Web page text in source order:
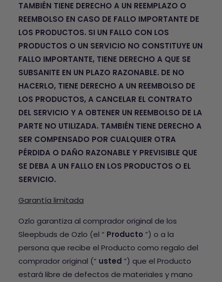
TAMBIÉN TIENE DERECHO A UN REEMPLAZO O
REEMBOLSO EN CASO DE FALLO IMPORTANTE DE
LOS PRODUCTOS. SI UN FALLO CON LOS
PRODUCTOS O UN SERVICIO NO CONSTITUYE UN
FALLO IMPORTANTE, TIENE DERECHO A QUE SE
SUBSANITE EN UN PLAZO RAZONABLE. DE NO
HACERLO, TIENE DERECHO A UN REEMBOLSO DE
LOS PRODUCTOS, A CANCELAR EL CONTRATO
DEL SERVICIO Y A OBTENER UN REEMBOLSO DE LA
PARTE NO UTILIZADA. TAMBIÉN TIENE DERECHO A
SER COMPENSADO POR CUALQUIER OTRA
PÉRDIDA O DAÑO RAZONABLE Y PREVISIBLE QUE
SE DEBA A UN FALLO EN LOS PRODUCTOS O EL
SERVICIO.
Garantía limitada
Ozlo garantiza al comprador original de los
Sleepbuds de Ozlo (el “ Producto ”) o a la
persona que recibe el Producto como regalo del
comprador original (“ usted ”) que el Producto
estará libre de defectos de materiales y mano